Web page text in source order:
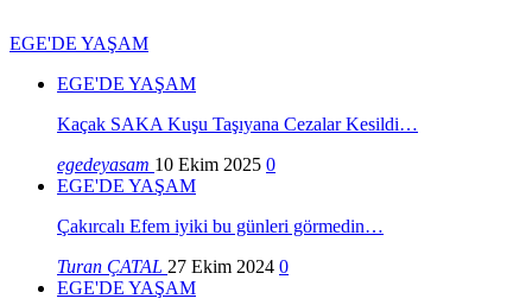
EGE'DE YAŞAM
EGE'DE YAŞAM
Kaçak SAKA Kuşu Taşıyana Cezalar Kesildi…
egedeyasam 10 Ekim 2025 0
EGE'DE YAŞAM
Çakırcalı Efem iyiki bu günleri görmedin…
Turan ÇATAL 27 Ekim 2024 0
EGE'DE YAŞAM